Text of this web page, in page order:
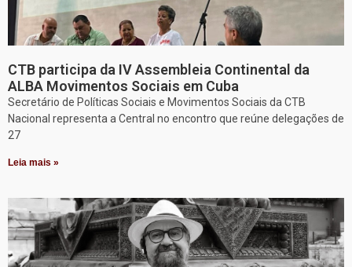
CTB participa da IV Assembleia Continental da
ALBA Movimentos Sociais em Cuba
Secretário de Políticas Sociais e Movimentos Sociais da CTB
Nacional representa a Central no encontro que reúne delegações de
27
Leia mais »